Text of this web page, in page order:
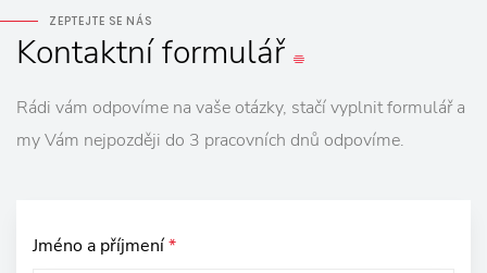
ZEPTEJTE SE NÁS
Kontaktníformulář
Rádi vám odpovíme na vaše otázky, stačí vyplnit formulář a
my Vám nejpozději do 3 pracovních dnů odpovíme.
Jméno a příjmení*